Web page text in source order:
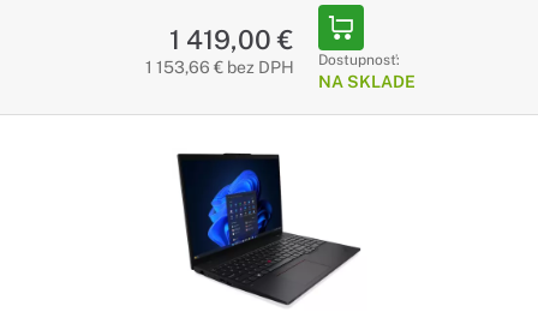
Notebooky Lenovo V séria
Štýlový dizajn, maximálna zábava
Notebooky Lenovo poháňanú vašu predstavivosť a zmysel pre
hráčom alebo milovníkom hudby. Ponúkajú najnovšie
počítače, grafické karty, displeje a zvukovú technológiu – to
všetko prostredníctvom širokého spektra
najinteligentnejších dizajnov notebookov a konvertibilných
1 419,00 €
1 153,66 € bez DPH Dostupnosť:
NA SKLADE